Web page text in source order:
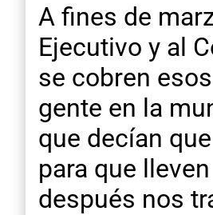
A fines de
Ejecutivo y al
se cobren
gente en la
que decían
para que
después nos